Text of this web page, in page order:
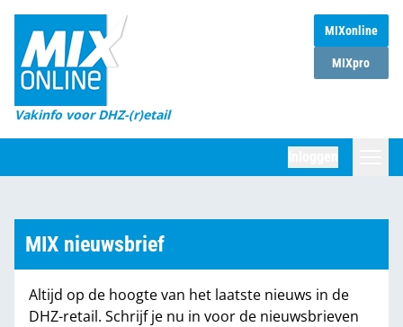
MIXonline
MIXpro
Vakinfo voor DHZ-(r)etail
Home
Magazines
DHZ Sessie
Marktcijfers
Partners
MIX nieuwsbrief
Altijd op de hoogte van het laatste nieuws in de
DHZ-retail. Schrijf je nu in voor de nieuwsbrieven